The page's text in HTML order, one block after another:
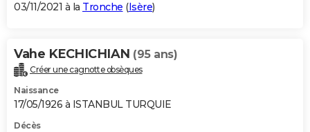
03/11/2021 à la Tronche (Isère)
Vahe KECHICHIAN (95 ans)
Créer une cagnotte obsèques
Naissance
17/05/1926 à ISTANBUL TURQUIE
Décès